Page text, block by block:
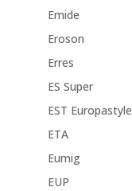
Emide
Eroson
Erres
ES Super
EST Europastyle
ETA
Eumig
EUP